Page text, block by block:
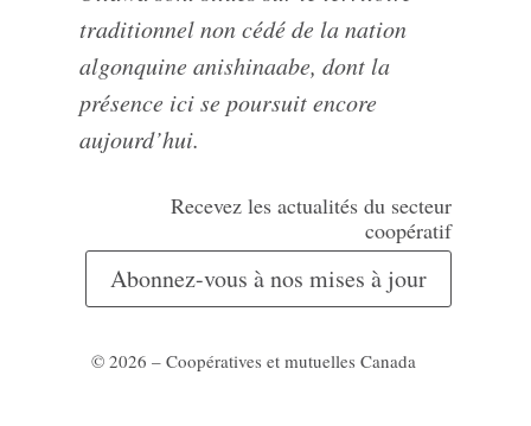
traditionnel non cédé de la nation
algonquine anishinaabe, dont la
présence ici se poursuit encore
aujourd’hui.
Recevez les actualités du secteur
coopératif
Abonnez-vous à nos mises à jour
© 2026 – Coopératives et mutuelles Canada